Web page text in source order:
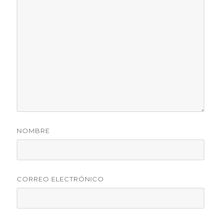
NOMBRE
CORREO ELECTRÓNICO